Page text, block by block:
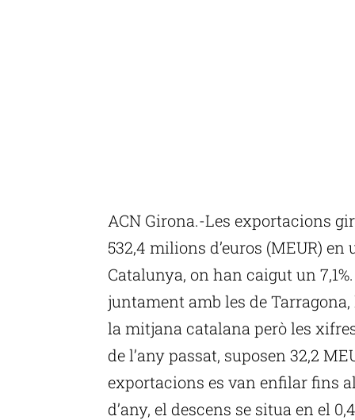
ACN Girona.-Les exportacions
532,4 milions d’euros (MEUR)
Catalunya, on han caigut un
juntament amb les de
la mitjana catalana però les
de l’any passat, suposen 32,2
exportacions es van enfilar fins
d’any, el descens se situa en el